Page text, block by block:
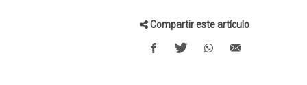
Compartir este artículo